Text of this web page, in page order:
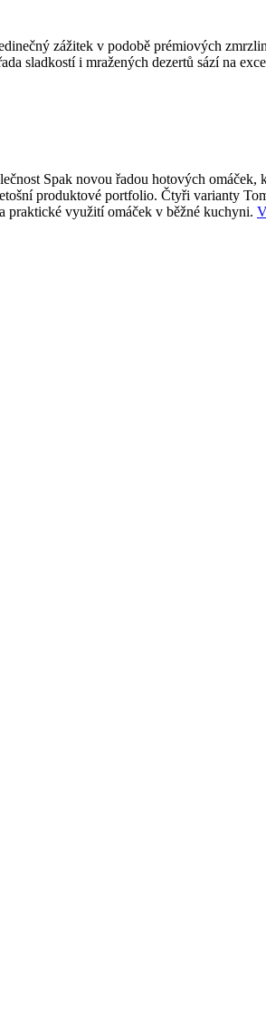
zážitek v podobě prémiových
sladkostí i mražených dezertů sází na
Spak novou řadou hotových omáček,
produktové portfolio. Čtyři varianty
praktické využití omáček v běžné kuchyni.